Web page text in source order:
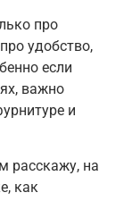
про
удобство,
если
важно
и
расскажу, на
как